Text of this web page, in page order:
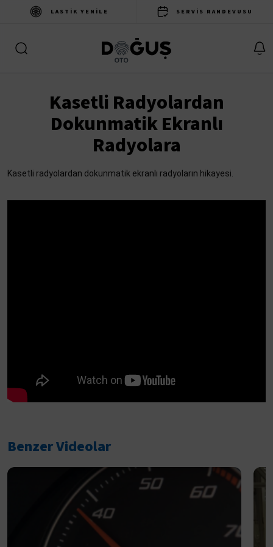
LASTIK YENILE SERVIS RANDEVUSU
Kasetli Radyolardan
Dokunmatik Ekranlı
Radyolara
Kasetli radyolardan dokunmatik ekranlı radyoların hikayesi.
Benzer Videolar